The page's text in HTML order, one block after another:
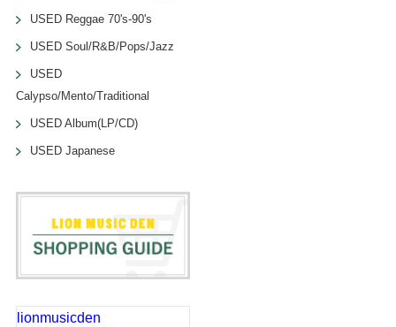
USED Reggae 70's-90's
USED Soul/R&B/Pops/Jazz
USED
Calypso/Mento/Traditional
USED Album(LP/CD)
USED Japanese
lionmusicden